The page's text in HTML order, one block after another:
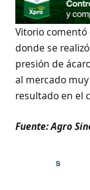
Vitorio
donde se
presión de
al mercado
resultado en el
Fuente: Agro